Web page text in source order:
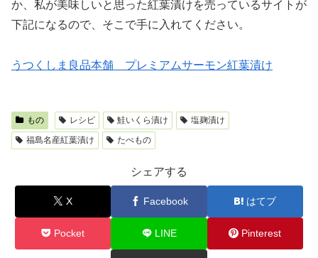
か、私が美味しいと思った紅葉漬けを売っているサイトが
下記になるので、そこで手に入れてください。
うつくしま良品本舗 プレミアムサーモン紅葉漬け
もの レシピ 鮭いくら漬け
塩麹漬け
福島名産紅葉漬け
たべもの
シェアする
X Facebook はてブ
Pocket LINE Pinterest